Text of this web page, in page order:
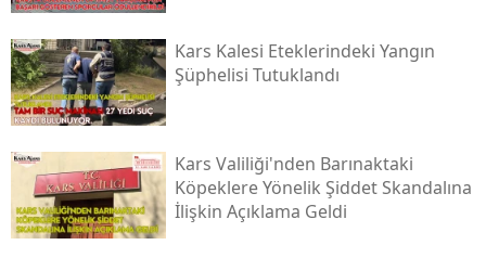
Bayburt
Karaman
Kars Kalesi Eteklerindeki Yangın
Şüphelisi Tutuklandı
Kars Valiliği'nden Barınaktaki
Köpeklere Yönelik Şiddet Skandalına
İlişkin Açıklama Geldi